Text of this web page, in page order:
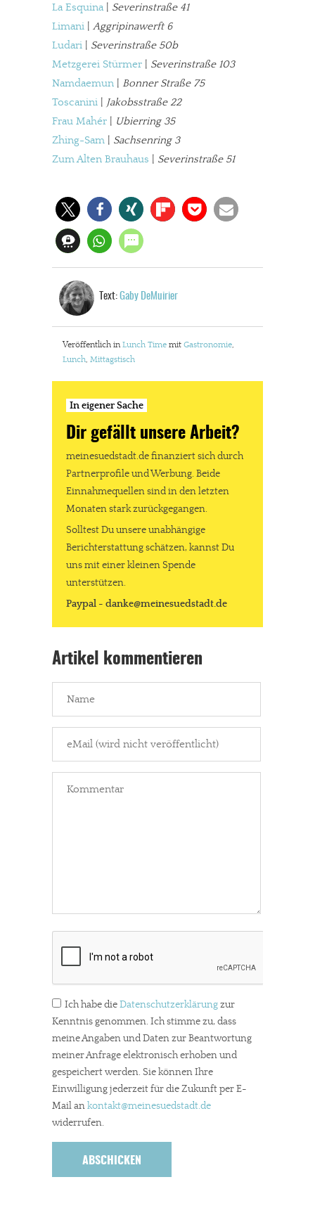
In eigener Sache
Dir gefällt unsere Arbeit?
meinesuedstadt.de finanziert sich durch Partnerprofile und
Werbung. Beide Einnahmequellen sind in den letzten Monaten
Solltest Du unsere unabhängige Berichterstattung schätzen,
kannst Du uns mit einer kleinen Spende unterstützen.
Paypal - danke@meinesuedstadt.de
Schon erledigt!
La Esquina| Severinstraße 41
Limani
Aggripinawerft 6
Ludari
Severinstraße 50b
Metzgerei Stürmer
Severinstraße 103
Namdaemun
Bonner Straße 75
Toscanini
Jakobsstraße 22
Frau Mahér
Ubierring 35
Zhing-Sam
Sachsenring 3
Zum Alten Brauhaus
Severinstraße 51
Text: Gaby DeMuirier
Veröffentlich in Lunch Time mit Gastronomie,
Lunch, Mittagstisch
In eigener Sache
Dir gefällt unsere Arbeit?
meinesuedstadt.de finanziert sich durch
Partnerprofile und Werbung. Beide
Einnahmequellen sind in den letzten
Monaten stark zurückgegangen.
Solltest Du unsere unabhängige
Berichterstattung schätzen, kannst Du
uns mit einer kleinen Spende
unterstützen.
Paypal - danke@meinesuedstadt.de
Artikel kommentieren
Ich habe dieDatenschutzerklärungzur
Kenntnis genommen. Ich stimme zu, dass
meine Angaben und Daten zur Beantwortung
meiner Anfrage elektronisch erhoben und
gespeichert werden. Sie können Ihre
Einwilligung jederzeit für die Zukunft per E-
Mail ankontakt@meinesuedstadt.de
widerrufen.